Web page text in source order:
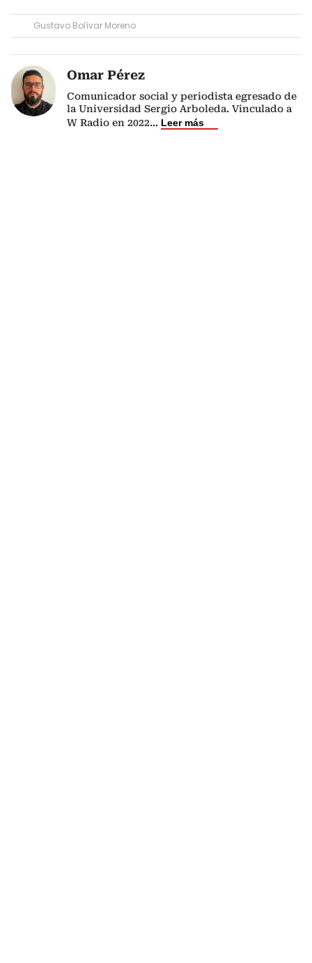
Gustavo Bolívar Moreno
Omar Pérez
Comunicador social y periodista egresado de
la Universidad Sergio Arboleda. Vinculado a
W Radio en 2022... Leer más